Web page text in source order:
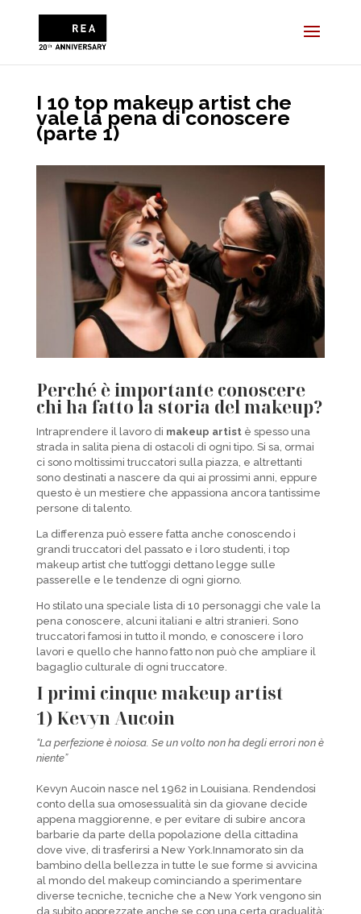
I 10 top makeup artist che
vale la pena di conoscere
(parte 1)
Perché è importante conoscere
chi ha fatto la storia del makeup?
Intraprendere il lavoro di makeup artistè spesso una
strada in salita piena di ostacoli di ogni tipo. Si sa, ormai
ci sono moltissimi truccatori sulla piazza, e altrettanti
sono destinati a nascere da qui ai prossimi anni, eppure
questo è un mestiere che appassiona ancora tantissime
persone di talento.
La differenza può essere fatta anche conoscendo i
grandi truccatori del passato e i loro studenti, i top
makeup artist che tutt’oggi dettano legge sulle
passerelle e le tendenze di ogni giorno.
Ho stilato una speciale lista di 10 personaggi che vale la
pena conoscere, alcuni italiani e altri stranieri. Sono
truccatori famosi in tutto il mondo, e conoscere i loro
lavori e quello che hanno fatto non può che ampliare il
bagaglio culturale di ogni truccatore.
I primi cinque makeup artist
1) Kevyn Aucoin
“La perfezione è noiosa. Se un volto non ha degli errori non è
niente”
Kevyn Aucoin nasce nel 1962 in Louisiana. Rendendosi
conto della sua omosessualità sin da giovane decide
appena maggiorenne, e per evitare di subire ancora
barbarie da parte della popolazione della cittadina
dove vive, di trasferirsi a New York.Innamorato sin da
bambino della bellezza in tutte le sue forme si avvicina
al mondo del makeup cominciando a sperimentare
diverse tecniche, tecniche che a New York vengono sin
da subito apprezzate anche se con una certa gradualità: